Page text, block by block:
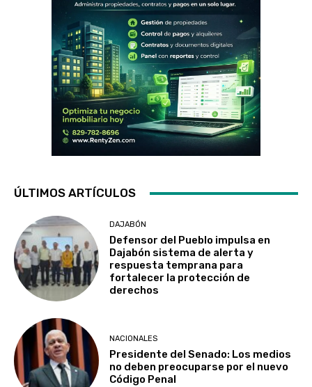
ÚLTIMOS ARTÍCULOS
DAJABÓN
Defensor del Pueblo impulsa en
Dajabón sistema de alerta y
respuesta temprana para
fortalecer la protección de
derechos
NACIONALES
Presidente del Senado: Los medios
no deben preocuparse por el nuevo
Código Penal